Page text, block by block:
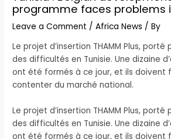
programme faces problems
Leave a Comment /Africa News / By
Le projet d’insertion THAMM Plus, porté
des difficultés en Tunisie. Une dizaine
ont été formés à ce jour, et ils doivent
contenter du marché national.
​Le projet d’insertion THAMM Plus, porté
des difficultés en Tunisie. Une dizaine
ont été formés à ce jour, et ils doivent